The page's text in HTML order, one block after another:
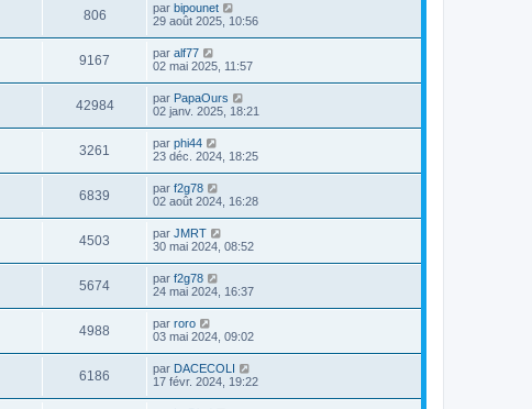
806 par bipounet
29 août 2025, 10:56
9167 par alf77
02 mai 2025, 11:57
42984 par PapaOurs
02 janv. 2025, 18:21
3261 par phi44
23 déc. 2024, 18:25
6839 par f2g78
02 août 2024, 16:28
4503 par JMRT
30 mai 2024, 08:52
5674 par f2g78
24 mai 2024, 16:37
4988 par roro
03 mai 2024, 09:02
6186 par DACECOLI
17 févr. 2024, 19:22